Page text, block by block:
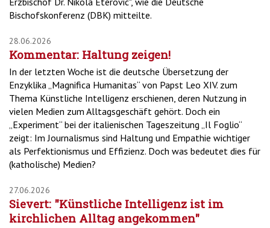
Bischofskonferenz (DBK) mitteilte.
28.06.2026
Kommentar: Haltung zeigen!
In der letzten Woche ist die deutsche Übersetzung der
Enzyklika „Magnifica Humanitas“ von Papst Leo XIV. zum
Thema Künstliche Intelligenz erschienen, deren Nutzung in
vielen Medien zum Alltagsgeschäft gehört. Doch ein
„Experiment“ bei der italienischen Tageszeitung „Il Foglio“
zeigt: Im Journalismus sind Haltung und Empathie wichtiger
als Perfektionismus und Effizienz. Doch was bedeutet dies für
(katholische) Medien?
27.06.2026
Sievert: "Künstliche Intelligenz ist im
kirchlichen Alltag angekommen"